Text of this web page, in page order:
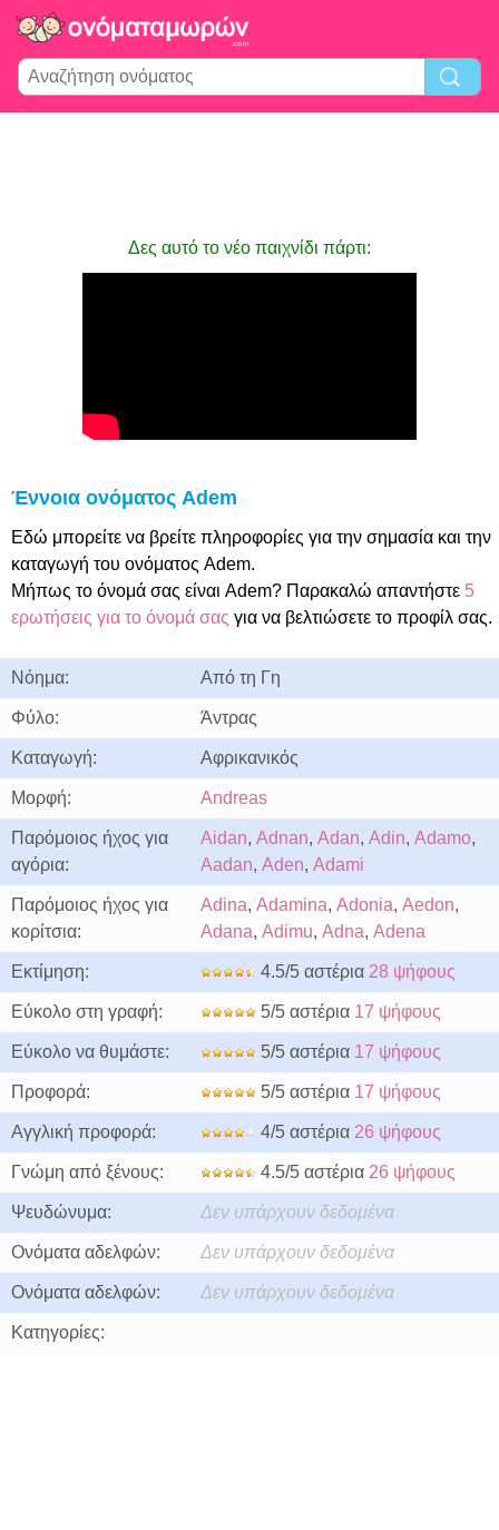
Δες αυτό το νέο παιχνίδι πάρτι:
Έννοια ονόματος Adem
Εδώ μπορείτε να βρείτε πληροφορίες για την σημασία και την
καταγωγή του ονόματος Adem.
Μήπως το όνομά σας είναι Adem? Παρακαλώ απαντήστε 5
ερωτήσεις για το όνομά σας για να βελτιώσετε το προφίλ σας.
Νόημα: Από τη Γη
Φύλο: Άντρας
Καταγωγή: Αφρικανικός
Μορφή: Andreas
Παρόμοιος ήχος για
αγόρια:
Aidan, Adnan, Adan, Adin, Adamo,
Aadan, Aden, Adami
Παρόμοιος ήχος για
κορίτσια:
Adina, Adamina, Adonia, Aedon,
Adana, Adimu, Adna, Adena
Εκτίμηση: 4.5/5 αστέρια 28 ψήφους
Εύκολο στη γραφή: 5/5 αστέρια 17 ψήφους
Εύκολο να θυμάστε: 5/5 αστέρια 17 ψήφους
Προφορά: 5/5 αστέρια 17 ψήφους
Αγγλική προφορά: 4/5 αστέρια 26 ψήφους
Γνώμη από ξένους: 4.5/5 αστέρια 26 ψήφους
Ψευδώνυμα: Δεν υπάρχουν δεδομένα
Ονόματα αδελφών: Δεν υπάρχουν δεδομένα
Ονόματα αδελφών: Δεν υπάρχουν δεδομένα
Κατηγορίες: